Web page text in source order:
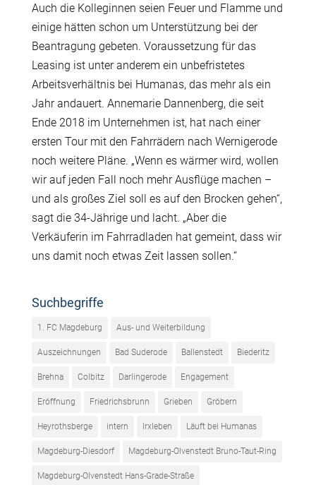
Auch die Kolleginnen seien Feuer und Flamme und
einige hätten schon um Unterstützung bei der
Beantragung gebeten. Voraussetzung für das
Leasing ist unter anderem ein unbefristetes
Arbeitsverhältnis bei Humanas, das mehr als ein
Jahr andauert. Annemarie Dannenberg, die seit
Ende 2018 im Unternehmen ist, hat nach einer
ersten Tour mit den Fahrrädern nach Wernigerode
noch weitere Pläne. „Wenn es wärmer wird, wollen
wir auf jeden Fall noch mehr Ausflüge machen –
und als großes Ziel soll es auf den Brocken gehen“,
sagt die 34-Jährige und lacht. „Aber die
Verkäuferin im Fahrradladen hat gemeint, dass wir
uns damit noch etwas Zeit lassen sollen.“
Suchbegriffe
1. FC Magdeburg Aus- und Weiterbildung
Auszeichnungen Bad Suderode Ballenstedt Biederitz
Brehna Colbitz Darlingerode Engagement
Eröffnung Friedrichsbrunn Grieben Gröbern
Heyrothsberge intern Irxleben Läuft bei Humanas
Magdeburg-Diesdorf Magdeburg-Olvenstedt Bruno-Taut-Ring
Magdeburg-Olvenstedt Hans-Grade-Straße